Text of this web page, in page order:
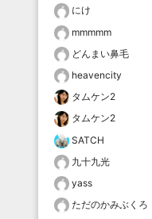
にけ
mmmmm
どんまい鼻毛
heavencity
タムケン2
タムケン2
SATCH
九十九光
yass
ただのかみぶくろ